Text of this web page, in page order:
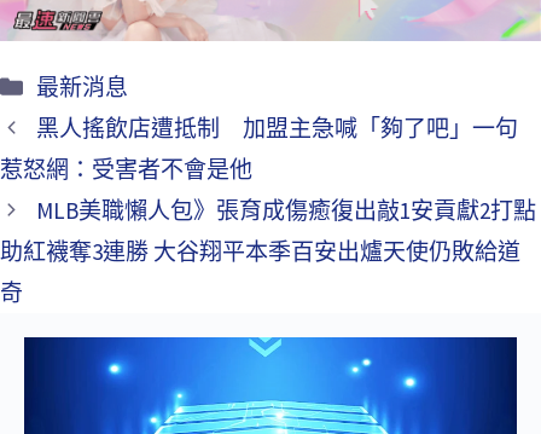
最新消息
黑人搖飲店遭抵制 加盟主急喊「夠了吧」一句
惹怒網：受害者不會是他
MLB美職懶人包》張育成傷癒復出敲1安貢獻2打點
助紅襪奪3連勝 大谷翔平本季百安出爐天使仍敗給道
奇